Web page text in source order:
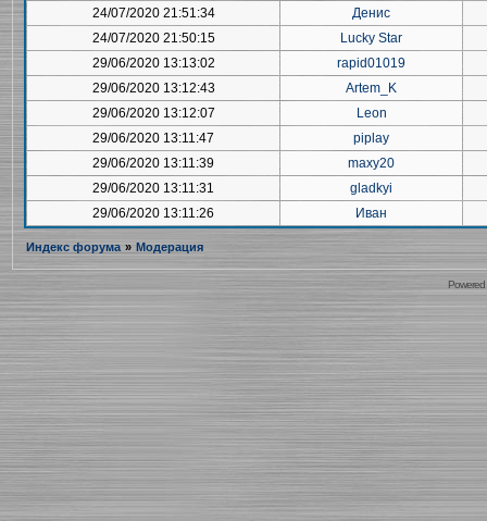
24/07/2020 21:51:34
Денис
24/07/2020 21:50:15
Lucky Star
29/06/2020 13:13:02
rapid01019
29/06/2020 13:12:43
Artem_K
29/06/2020 13:12:07
Leon
29/06/2020 13:11:47
piplay
29/06/2020 13:11:39
maxy20
29/06/2020 13:11:31
gladkyi
29/06/2020 13:11:26
Иван
Индекс форума » Модерация